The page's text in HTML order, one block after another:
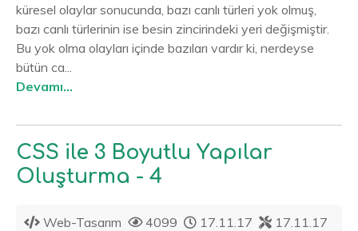
küresel olaylar sonucunda, bazı canlı türleri yok olmuş,
bazı canlı türlerinin ise besin zincirindeki yeri değişmiştir.
Bu yok olma olayları içinde bazıları vardır ki, nerdeyse
bütün ca...
Devamı...
CSS ile 3 Boyutlu Yapılar
Oluşturma - 4
Web-Tasarım 4099 17.11.17
17.11.17